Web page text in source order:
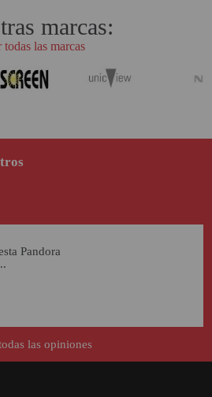
marcas:
todas las marcas
Pandora
las opiniones